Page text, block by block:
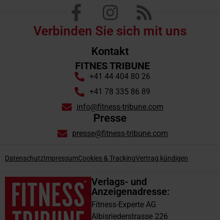
Verlags- und
Anzeigenadresse:
Fitness-Experte AG
Albisriederstrasse 226
Kontakt
FITNES TRIBUNE
+41 44 404 80 26
+41 78 335 86 89
info@fitness-tribune.com
Presse
presse@fitness-tribune.com
Verbinden Sie sich mit uns
DatenschutzImpressumCookies & TrackingVertrag kündigen